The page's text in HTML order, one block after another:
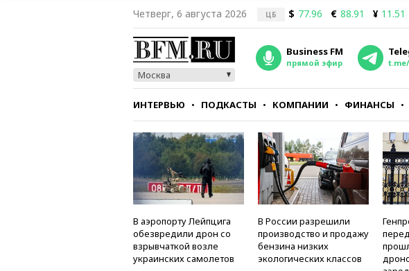
Четверг, 6 августа 2026 ЦБ $ 77.96 € 88.91 ¥ 11.51
Москва
Business FM
прямой эфир
ИНТЕРВЬЮ ПОДКАСТЫ КОМПАНИИ ФИНАНСЫ
СТИЛЬ ТЕСТЫ
В аэропорту Лейпцига
обезвредили дрон со
взрывчаткой возле
украинских самолетов
В России разрешили
производство и продажу
бензина низких
экологических классов